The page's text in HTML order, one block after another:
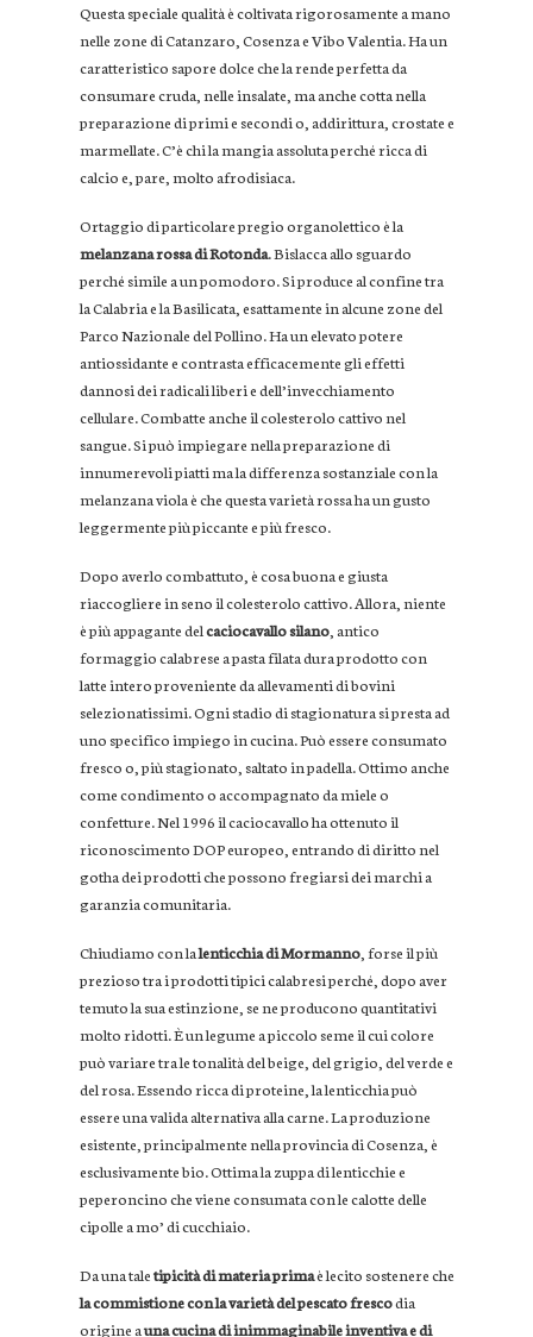
Questa speciale qualità è coltivata rigorosamente a mano
nelle zone di Catanzaro, Cosenza e Vibo Valentia. Ha un
caratteristico sapore dolce che la rende perfetta da
consumare cruda, nelle insalate, ma anche cotta nella
preparazione di primi e secondi o, addirittura, crostate e
marmellate. C’è chi la mangia assoluta perché ricca di
calcio e, pare, molto afrodisiaca.
Ortaggio di particolare pregio organolettico è la
melanzana rossa di Rotonda. Bislacca allo sguardo
perché simile a un pomodoro. Si produce al confine tra
la Calabria e la Basilicata, esattamente in alcune zone del
Parco Nazionale del Pollino. Ha un elevato potere
antiossidante e contrasta efficacemente gli effetti
dannosi dei radicali liberi e dell’invecchiamento
cellulare. Combatte anche il colesterolo cattivo nel
sangue. Si può impiegare nella preparazione di
innumerevoli piatti ma la differenza sostanziale con la
melanzana viola è che questa varietà rossa ha un gusto
leggermente più piccante e più fresco.
Dopo averlo combattuto, è cosa buona e giusta
riaccogliere in seno il colesterolo cattivo. Allora, niente
è più appagante delcaciocavallo silano, antico
formaggio calabrese a pasta filata dura prodotto con
latte intero proveniente da allevamenti di bovini
selezionatissimi. Ogni stadio di stagionatura si presta ad
uno specifico impiego in cucina. Può essere consumato
fresco o, più stagionato, saltato in padella. Ottimo anche
come condimento o accompagnato da miele o
confetture. Nel 1996 il caciocavallo ha ottenuto il
riconoscimento DOP europeo, entrando di diritto nel
gotha dei prodotti che possono fregiarsi dei marchi a
garanzia comunitaria.
Chiudiamo con lalenticchia di Mormanno, forse il più
prezioso tra i prodotti tipici calabresi perché, dopo aver
temuto la sua estinzione, se ne producono quantitativi
molto ridotti. È un legume a piccolo seme il cui colore
può variare tra le tonalità del beige, del grigio, del verde e
del rosa. Essendo ricca di proteine, la lenticchia può
essere una valida alternativa alla carne. La produzione
esistente, principalmente nella provincia di Cosenza, è
esclusivamente bio. Ottima la zuppa di lenticchie e
peperoncino che viene consumata con le calotte delle
cipolle a mo’ di cucchiaio.
Da una taletipicità di materia primaè lecito sostenere che
la commistione con la varietà del pescato frescodia
origine auna cucina di inimmaginabile inventiva e di